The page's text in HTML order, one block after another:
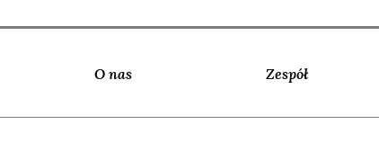
O nas Zespół